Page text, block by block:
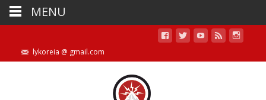
lykoreia @ gmail.com
MENU